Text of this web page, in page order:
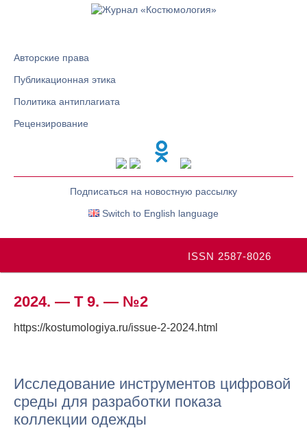
Авторские права
Публикационная этика
Политика антиплагиата
Рецензирование
Подписаться на новостную рассылку
Switch to English language
ISSN 2587-8026
2024. — Т 9. — №2
https://kostumologiya.ru/issue-2-2024.html
Исследование инструментов цифровой
среды для разработки показа
коллекции одежды